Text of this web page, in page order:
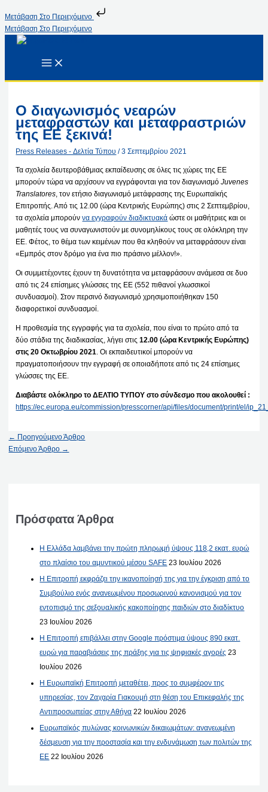
Μετάβαση Στο Περιεχόμενο
Μετάβαση Στο Περιεχόμενο
Ο διαγωνισμός νεαρών
μεταφραστών και μεταφραστριών
της ΕΕ ξεκινά!
Press Releases - Δελτία Τύπου /3 Σεπτεμβρίου 2021
Τα σχολεία δευτεροβάθμιας εκπαίδευσης σε όλες τις χώρες της ΕΕ
μπορούν τώρα να αρχίσουν να εγγράφονται για τον διαγωνισμόJuvenes
Translatores, τον ετήσιο διαγωνισμό μετάφρασης της Ευρωπαϊκής
Επιτροπής. Από τις 12.00 (ώρα Κεντρικής Ευρώπης) στις 2 Σεπτεμβρίου,
τα σχολεία μπορούννα εγγραφούν διαδικτυακά ώστε οι μαθήτριες και οι
μαθητές τους να συναγωνιστούν με συνομηλίκους τους σε ολόκληρη την
ΕΕ. Φέτος, το θέμα των κειμένων που θα κληθούν να μεταφράσουν είναι
«Εμπρός στον δρόμο για ένα πιο πράσινο μέλλον!».
Οι συμμετέχοντες έχουν τη δυνατότητα να μεταφράσουν ανάμεσα σε δυο
από τις 24 επίσημες γλώσσες της ΕΕ (552 πιθανοί γλωσσικοί
συνδυασμοί). Στον περσινό διαγωνισμό χρησιμοποιήθηκαν 150
διαφορετικοί συνδυασμοί.
Η προθεσμία της εγγραφής για τα σχολεία, που είναι το πρώτο από τα
δύο στάδια της διαδικασίας, λήγει στις12.00 (ώρα Κεντρικής Ευρώπης)
στις 20 Οκτωβρίου 2021. Οι εκπαιδευτικοί μπορούν να
πραγματοποιήσουν την εγγραφή σε οποιαδήποτε από τις 24 επίσημες
γλώσσες της ΕΕ.
Διαβάστε ολόκληρο το ΔΕΛΤΙΟ ΤΥΠΟΥ στο σύνδεσμο που ακολουθεί :
https://ec.europa.eu/commission/presscorner/api/files/document/print/el/
← Προηγούμενο Άρθρο
Επόμενο Άρθρο →
Πρόσφατα Άρθρα
Η Ελλάδα λαμβάνει την πρώτη πληρωμή ύψους 118,2 εκατ. ευρώ
στο πλαίσιο του αμυντικού μέσου SAFE 23 Ιουλίου 2026
Η Επιτροπή εκφράζει την ικανοποίησή της για την έγκριση από το
Συμβούλιο ενός ανανεωμένου προσωρινού κανονισμού για τον
εντοπισμό της σεξουαλικής κακοποίησης παιδιών στο διαδίκτυο
23 Ιουλίου 2026
Η Επιτροπή επιβάλλει στην Google πρόστιμα ύψους 890 εκατ.
ευρώ για παραβιάσεις της πράξης για τις ψηφιακές αγορές 23
Ιουλίου 2026
Η Ευρωπαϊκή Επιτροπή μεταθέτει, προς το συμφέρον της
υπηρεσίας, τον Ζαχαρία Γιακουμή στη θέση του Επικεφαλής της
Αντιπροσωπείας στην Αθήνα 22 Ιουλίου 2026
Ευρωπαϊκός πυλώνας κοινωνικών δικαιωμάτων: ανανεωμένη
δέσμευση για την προστασία και την ενδυνάμωση των πολιτών της
ΕΕ 22 Ιουλίου 2026